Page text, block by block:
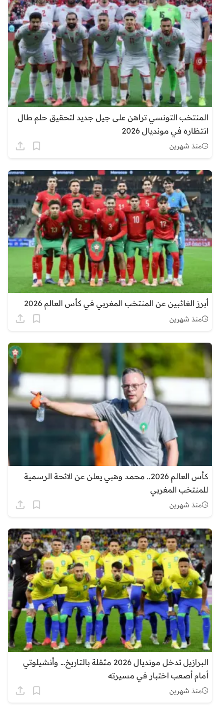
المنتخب التونسي تراهن على جيل جديد لتحقيق حلم طال
انتظاره في مونديال 2026
منذ شهرين
أبرز الغائبين عن المنتخب المغربي في كأس العالم 2026
منذ شهرين
كأس العالم 2026.. محمد وهبي يعلن عن الائحة الرسمية
للمنتخب المغربي
منذ شهرين
البرازيل تدخل مونديال 2026 مثقلة بالتاريخ… وأنشيلوتي
أمام أصعب اختبار في مسيرته
منذ شهرين